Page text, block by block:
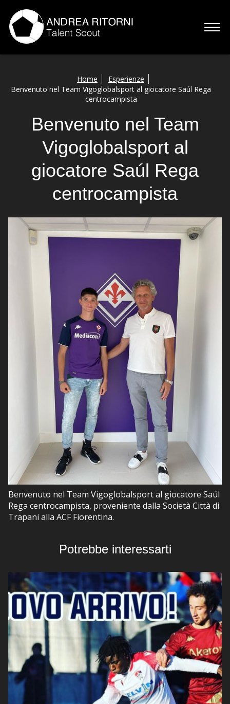
Chi sono
Servizi
Esperienze
Talenti
Home
Esperienze
Benvenuto nel Team Vigoglobalsport al giocatore Saúl Rega
centrocampista
Benvenuto nel Team
Vigoglobalsport al
giocatore Saúl Rega
centrocampista
Benvenuto nel Team Vigoglobalsport al giocatore Saúl
Rega centrocampista, proveniente dalla Società Città di
Trapani alla ACF Fiorentina.
Potrebbe interessarti